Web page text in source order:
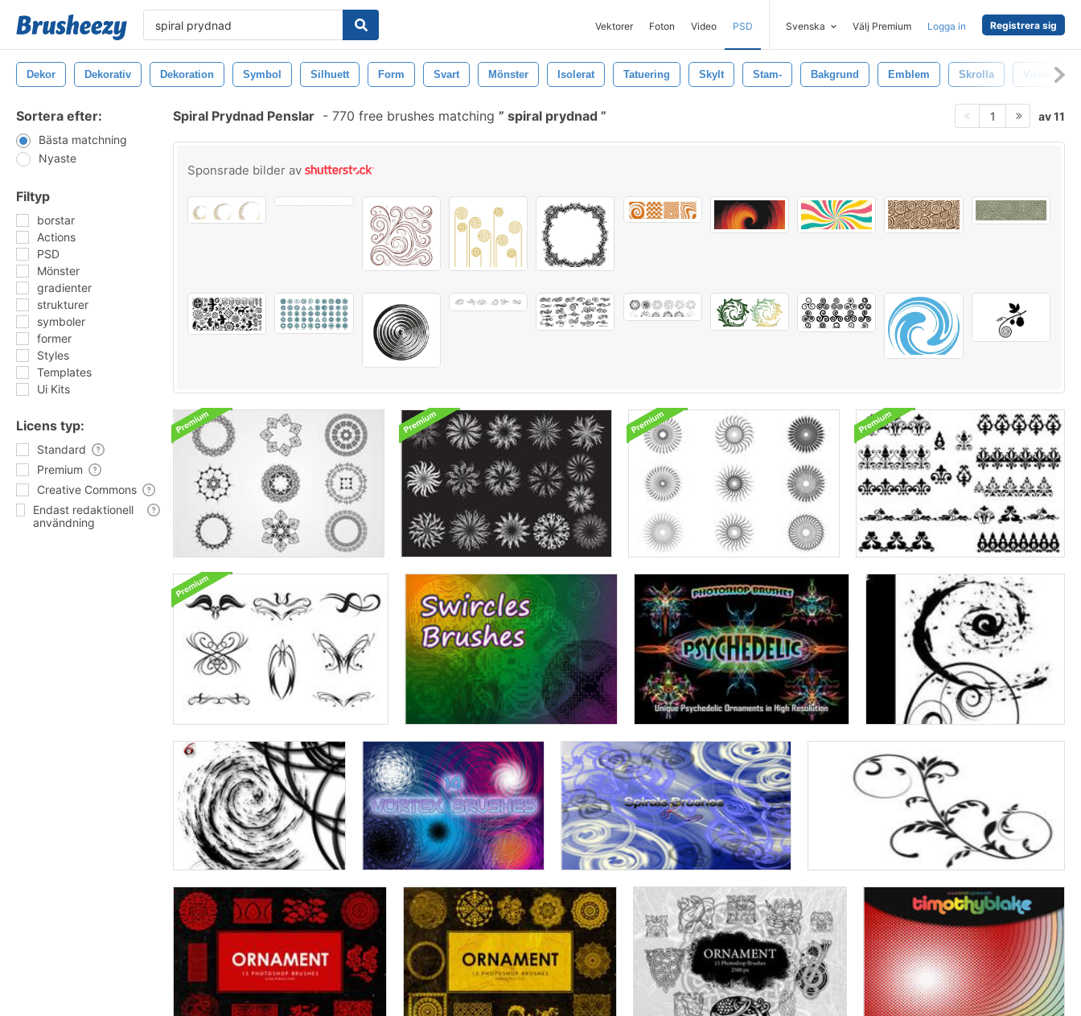
Vektorer Foton Video PSD Svenska Välj Premium Logga in Registrera sig
Dekor Dekorativ Dekoration Symbol Silhuett Form Svart Mönster Isolerat Tatuering Skylt Stam- Bakgrund Emblem Skrolla Virvla Runt
Sortera efter:
Bästa matchning
Nyaste
Filtyp
borstar
Actions
PSD
Mönster
gradienter
strukturer
symboler
former
Styles
Templates
Ui Kits
Licens typ:
Standard
Premium
Creative Commons
Endast redaktionell
användning
Spiral Prydnad Penslar - 770 free brushes matching spiral prydnad 1 av 11
Sponsrade bilder av